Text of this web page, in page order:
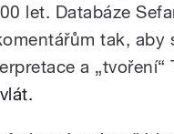
let. Databáze
tak,
a